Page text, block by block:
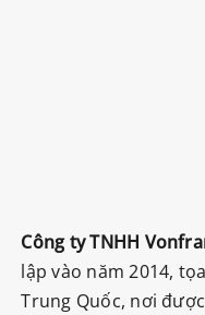
Công ty TNHH
lập vào năm 2014,
Trung Quốc, nơi